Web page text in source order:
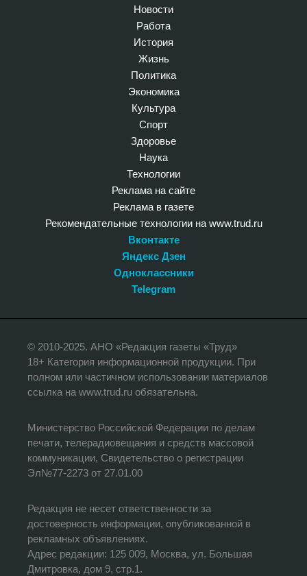
Новости
Работа
История
Жизнь
Политика
Экономика
Культура
Спорт
Здоровье
Наука
Технологии
Реклама на сайте
Реклама в газете
Рекомендательные технологии на www.trud.ru
Вконтакте
Яндекс Дзен
Одноклассники
Telegram
© 2010-2025. АНО «Редакция газеты «Труд»
18+ Категория информационной продукции. При
полном или частичном использовании материалов
ссылка на www.trud.ru обязательна.
Министерство Российской Федерации по делам
печати, телерадиовещания и средств массовой
коммуникации, Свидетельство о регистрации
Эл№77-2273 от 27.01.00
Редакция не несет ответственности за
достоверность информации, опубликованной в
рекламных объявлениях.
Адрес редакции: 125 009, Москва, ул. Большая
Дмитровка, дом 9, стр.1.